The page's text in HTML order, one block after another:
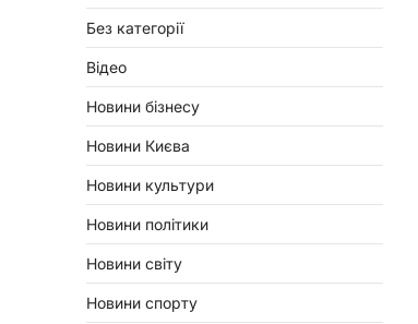
Без категорії
Відео
Новини бізнесу
Новини Києва
Новини культури
Новини політики
Новини світу
Новини спорту